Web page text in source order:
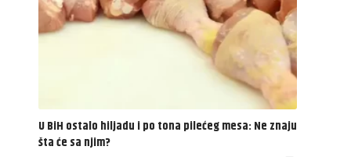
U BiH ostalo hiljadu i po tona pilećeg mesa: Ne znaju
šta će sa njim?